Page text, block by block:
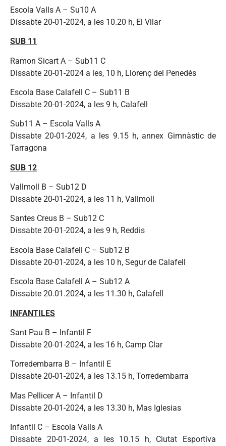
Escola Valls A – Su10 A
Dissabte 20-01-2024, a les 10.20 h, El Vilar
SUB 11
Ramon Sicart A – Sub11 C
Dissabte 20-01-2024 a les, 10 h, Llorenç del Penedès
Escola Base Calafell C – Sub11 B
Dissabte 20-01-2024, a les 9 h, Calafell
Sub11 A – Escola Valls A
Dissabte 20-01-2024, a les 9.15 h, annex Gimnàstic de
Tarragona
SUB 12
Vallmoll B – Sub12 D
Dissabte 20-01-2024, a les 11 h, Vallmoll
Santes Creus B – Sub12 C
Dissabte 20-01-2024, a les 9 h, Reddis
Escola Base Calafell C – Sub12 B
Dissabte 20-01-2024, a les 10 h, Segur de Calafell
Escola Base Calafell A – Sub12 A
Dissabte 20.01.2024, a les 11.30 h, Calafell
INFANTILES
Sant Pau B – Infantil F
Dissabte 20-01-2024, a les 16 h, Camp Clar
Torredembarra B – Infantil E
Dissabte 20-01-2024, a les 13.15 h, Torredembarra
Mas Pellicer A – Infantil D
Dissabte 20-01-2024, a les 13.30 h, Mas Iglesias
Infantil C – Escola Valls A
Dissabte 20-01-2024, a les 10.15 h, Ciutat Esportiva